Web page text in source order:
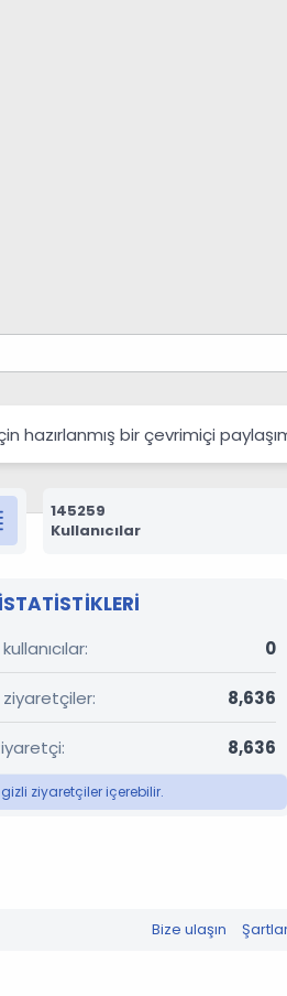
hazırlanmış bir çevrimiçi
145259
Kullanıcılar
0
8,636
8,636
ziyaretçiler içerebilir.
Bize ulaşın